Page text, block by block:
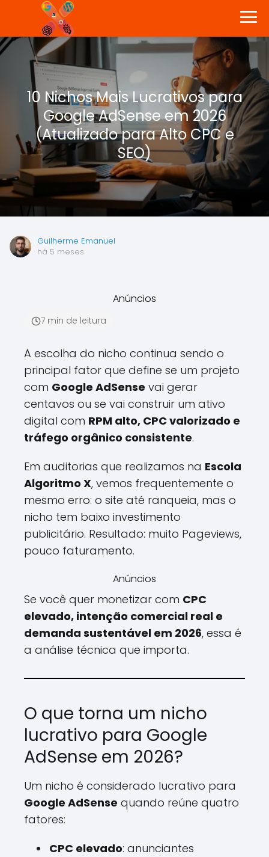
10 Nichos Mais Lucrativos para
Google AdSense em 2026
(Atualizado para Alto CPC e
SEO)
Guilherme Emanuel
há 5 meses
Anúncios
7 min de leitura
A escolha do nicho continua sendo o
principal fator que define se um projeto
com Google AdSense vai gerar
centavos ou se vai construir um ativo
digital com RPM alto, CPC valorizado e
tráfego orgânico consistente.
Em auditorias que realizamos na Escola
Algoritmo X, vemos frequentemente o
mesmo erro: o site até ranqueia, mas o
nicho tem baixo investimento
publicitário. Resultado: muito Pageviews,
pouco faturamento.
Anúncios
Se você quer monetizar com CPC
elevado, intenção comercial real e
demanda sustentável em 2026, essa é
a análise técnica que importa.
O que torna um nicho
lucrativo para Google
AdSense em 2026?
Um nicho é considerado lucrativo para
Google AdSense quando reúne quatro
fatores:
CPC elevado: anunciantes